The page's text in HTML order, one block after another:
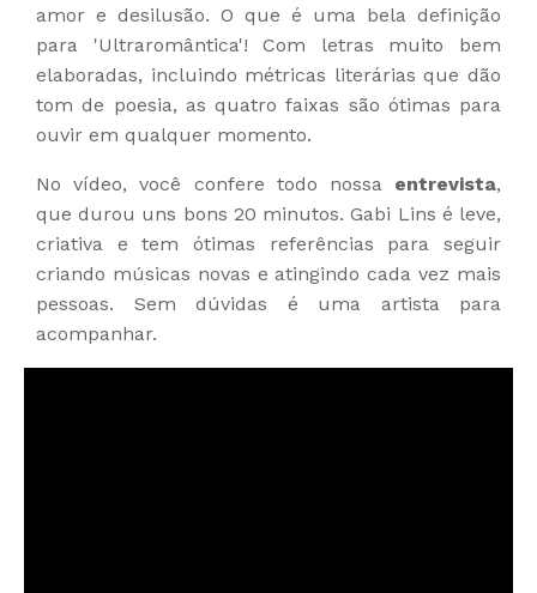
amor e desilusão. O que é uma bela definição
para 'Ultraromântica'! Com letras muito bem
elaboradas, incluindo métricas literárias que dão
tom de poesia, as quatro faixas são ótimas para
ouvir em qualquer momento.
No vídeo, você confere todo nossa entrevista,
que durou uns bons 20 minutos. Gabi Lins é leve,
criativa e tem ótimas referências para seguir
criando músicas novas e atingindo cada vez mais
pessoas. Sem dúvidas é uma artista para
acompanhar.